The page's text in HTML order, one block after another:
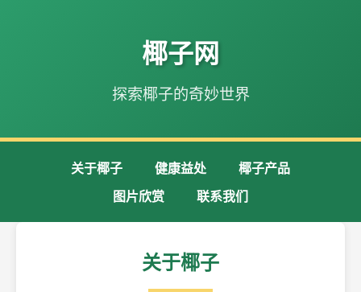
椰子网
探索椰子的奇妙世界
关于椰子 健康益处
椰子产品
图片欣赏
联系我们
关于椰子